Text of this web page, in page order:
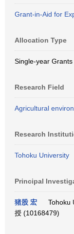
Grant-in-Aid for
Allocation Type
Single-year Grants
Research Field
Agricultural
Research
Tohoku University
Principal
猪股 宏
Tohoku
授 (10168479)